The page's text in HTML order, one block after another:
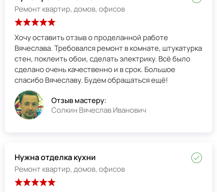
Ремонт квартир, домов, офисов
Хочу оставить отзыв о проделанной работе
Вячеслава. Требовался ремонт в комнате, штукатурка
стен, поклеить обои, сделать электрику. Всё было
сделано очень качественно и в срок. Большое
спасибо Вячеславу. Будем обращаться ещё!
Отзыв мастеру:
Солкин Вячеслав Иванович
Нужна отделка кухни
Ремонт квартир, домов, офисов